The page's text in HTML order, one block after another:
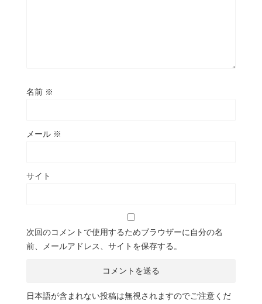
名前 ※
メール ※
サイト
次回のコメントで使用するためブラウザーに自分の名
前、メールアドレス、サイトを保存する。
日本語が含まれない投稿は無視されますのでご注意くだ